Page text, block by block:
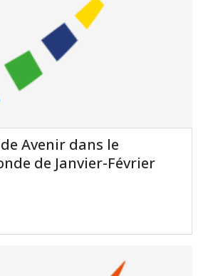
Avenir dans le
de Janvier-Février